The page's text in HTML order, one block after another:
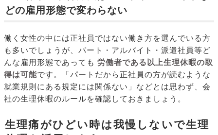
どの雇用形態で変わらない
働く女性の中には正社員ではない働き方を選んでいる方
も多いでしょうが、パート・アルバイト・派遣社員等ど
んな雇用形態であっても 労働者である以上生理休暇の取
得は可能です。「パートだから正社員の方が読むような
就業規則にある規定には関係ない」などとは思わず、会
社の生理休暇のルールを確認しておきましょう。
生理痛がひどい時は我慢しないで生理